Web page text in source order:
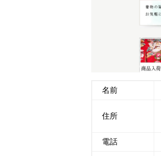
名前
住所
電話